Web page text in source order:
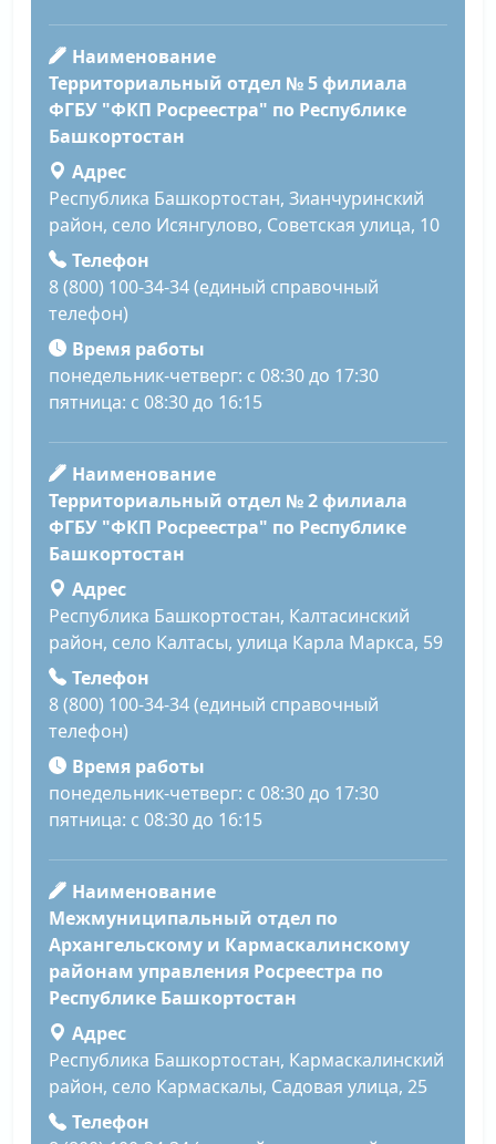
Наименование
Территориальный отдел № 5 филиала
ФГБУ "ФКП Росреестра" по Республике
Башкортостан
Адрес
Республика Башкортостан, Зианчуринский
район, село Исянгулово, Советская улица, 10
Телефон
8 (800) 100-34-34 (единый справочный
телефон)
Время работы
понедельник-четверг: с 08:30 до 17:30
пятница: с 08:30 до 16:15
Наименование
Территориальный отдел № 2 филиала
ФГБУ "ФКП Росреестра" по Республике
Башкортостан
Адрес
Республика Башкортостан, Калтасинский
район, село Калтасы, улица Карла Маркса, 59
Телефон
8 (800) 100-34-34 (единый справочный
телефон)
Время работы
понедельник-четверг: с 08:30 до 17:30
пятница: с 08:30 до 16:15
Наименование
Межмуниципальный отдел по
Архангельскому и Кармаскалинскому
районам управления Росреестра по
Республике Башкортостан
Адрес
Республика Башкортостан, Кармаскалинский
район, село Кармаскалы, Садовая улица, 25
Телефон